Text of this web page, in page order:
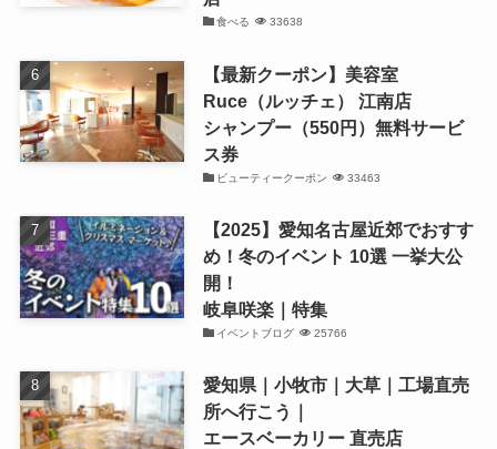
食べる 33638
【最新クーポン】美容室
Ruce（ルッチェ） 江南店
シャンプー（550円）無料サービ
ス券
ビューティークーポン 33463
【2025】愛知名古屋近郊でおすす
め！冬のイベント 10選 一挙大公
開！
岐阜咲楽｜特集
イベントブログ 25766
愛知県｜小牧市｜大草｜工場直売
所へ行こう｜
エースベーカリー 直売店